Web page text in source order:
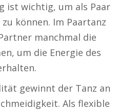
ist wichtig, um als Paar
können. Im Paartanz
manchmal die
um die Energie des
gewinnt der Tanz an
Als flexible